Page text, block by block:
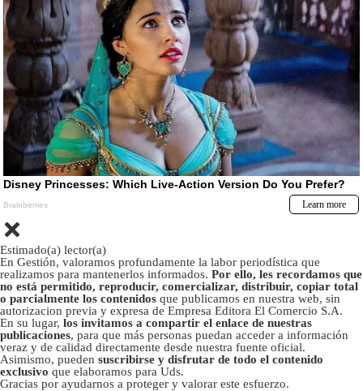
Estimado(a) lector(a)
En Gestión, valoramos profundamente la labor periodística que
realizamos para mantenerlos informados. Por ello, les recordamos que
no está permitido, reproducir, comercializar, distribuir, copiar total
o parcialmente los contenidos que publicamos en nuestra web, sin
autorizacion previa y expresa de Empresa Editora El Comercio S.A.
En su lugar, los invitamos a compartir el enlace de nuestras
publicaciones, para que más personas puedan acceder a información
veraz y de calidad directamente desde nuestra fuente oficial.
Asimismo, pueden suscribirse y disfrutar de todo el contenido
exclusivo que elaboramos para Uds.
Gracias por ayudarnos a proteger y valorar este esfuerzo.